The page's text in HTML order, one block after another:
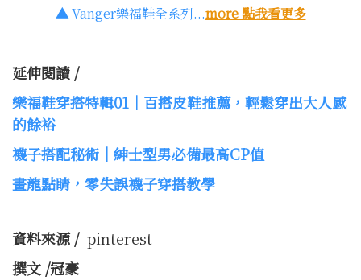
▲Vanger樂福鞋全系列...more 點我看更多
延伸閱讀 /
樂福鞋穿搭特輯01 ｜百搭皮鞋推薦，輕鬆穿出大人感
的餘裕
襪子搭配秘術｜紳士型男必備最高CP值
畫龍點睛，零失誤襪子穿搭教學
資料來源 / pinterest
撰文 /冠豪